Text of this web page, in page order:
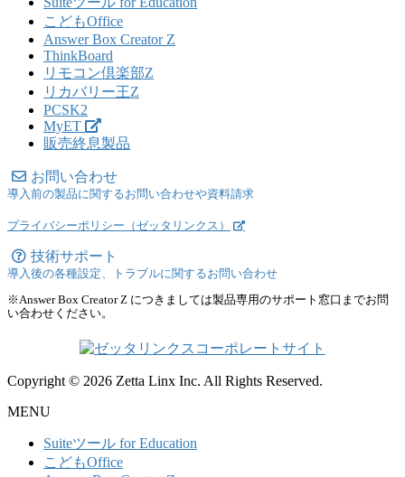
こどもOffice
Answer Box Creator Z
ThinkBoard
リモコン倶楽部Z
リカバリー王Z
PCSK2
MyET
販売終息製品
お問い合わせ
導入前の製品に関するお問い合わせや資料請求
プライバシーポリシー（ゼッタリンクス）
技術サポート
導入後の各種設定、トラブルに関するお問い合わせ
※Answer Box Creator Z につきましては製品専用のサポート窓口までお問
い合わせください。
Copyright © 2026 Zetta Linx Inc. All Rights Reserved.
MENU
Suiteツール for Education
こどもOffice